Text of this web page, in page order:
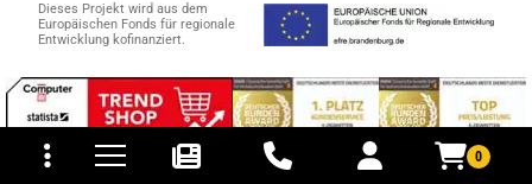
0
und Versandkosten
Dieses Projekt wird aus dem
Europäischen Fonds für regionale
Entwicklung kofinanziert.